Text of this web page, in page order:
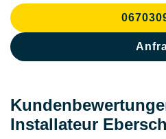
Installateur